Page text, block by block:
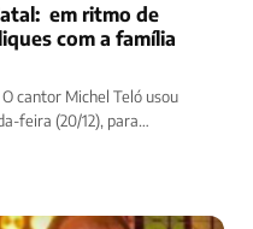
em ritmo de
com a família
cantor Michel Teló usou
feira (20/12), para…